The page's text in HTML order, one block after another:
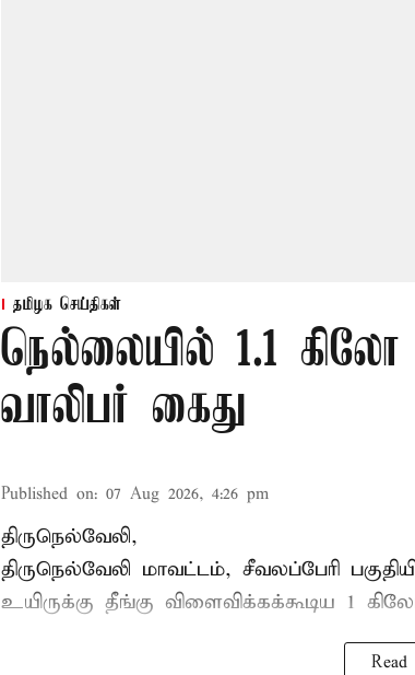
தமிழக செய்திகள்
நெல்லையில் 1.1 கிலோ
வாலிபர் கைது
Published on: 07 Aug 2026, 4:26 pm
திருநெல்வேலி,
திருநெல்வேலி மாவட்டம், சீவலப்பேரி
உயிருக்கு தீங்கு விளைவிக்கக்கூடிய 1
Read